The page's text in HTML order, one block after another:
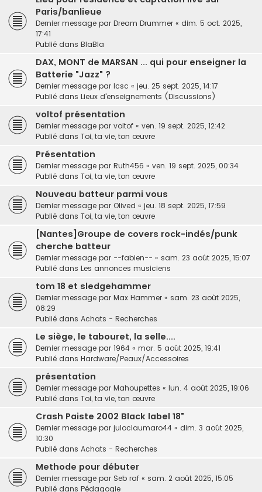
Paris/banlieue
Dernier message par Dream Drummer « dim. 5 oct. 2025,
17:41
Publié dans BlaBla
DAX, MONT de MARSAN ... qui pour enseigner la
Batterie "Jazz" ?
Dernier message par lcsc « jeu. 25 sept. 2025, 14:17
Publié dans Lieux d'enseignements (Discussions)
voltof présentation
Dernier message par voltof « ven. 19 sept. 2025, 12:42
Publié dans Toi, ta vie, ton œuvre
Présentation
Dernier message par Ruth456 « ven. 19 sept. 2025, 00:34
Publié dans Toi, ta vie, ton œuvre
Nouveau batteur parmi vous
Dernier message par Olived « jeu. 18 sept. 2025, 17:59
Publié dans Toi, ta vie, ton œuvre
[Nantes]Groupe de covers rock-indés/punk
cherche batteur
Dernier message par --fabien-- « sam. 23 août 2025, 15:07
Publié dans Les annonces musiciens
tom 18 et sledgehammer
Dernier message par Max Hammer « sam. 23 août 2025,
08:29
Publié dans Achats - Recherches
Le siège, le tabouret, la selle....
Dernier message par 1964 « mar. 5 août 2025, 19:41
Publié dans Hardware/Peaux/Accessoires
présentation
Dernier message par Mahoupettes « lun. 4 août 2025, 19:06
Publié dans Toi, ta vie, ton œuvre
Crash Paiste 2002 Black label 18"
Dernier message par juloclaumaro44 « dim. 3 août 2025,
10:30
Publié dans Achats - Recherches
Methode pour débuter
Dernier message par Seb raf « sam. 2 août 2025, 15:05
Publié dans Pédagogie